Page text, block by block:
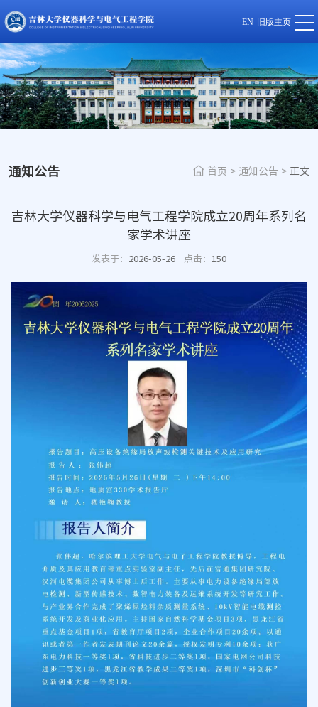
EN 旧版主页
通知公告 首页 > 通知公告 > 正文
吉林大学仪器科学与电气工程学院成立20周年系列名
家学术讲座
发表于： 2026-05-26 点击： 150